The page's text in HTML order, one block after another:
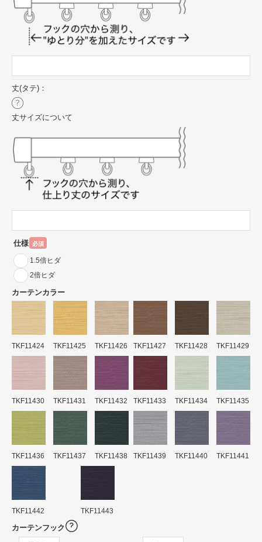
丈(タテ)：
丈サイズについて
仕様 必須
1.5倍ヒダ
2倍ヒダ
カーテンカラー
TKF11424 TKF11425 TKF11426 TKF11427 TKF11428 TKF11429
TKF11430 TKF11431 TKF11432 TKF11433 TKF11434 TKF11435
TKF11436 TKF11437 TKF11438 TKF11439 TKF11440 TKF11441
TKF11442 TKF11443
カーテンフック